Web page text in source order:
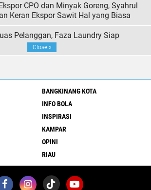
CPO dan Minyak Goreng, Syahrul
Keran Ekspor Sawit Hal yang Biasa
Pelanggan, Faza Laundry Siap
BANGKINANG KOTA
INFO BOLA
INSPIRASI
KAMPAR
OPINI
RIAU
Close x